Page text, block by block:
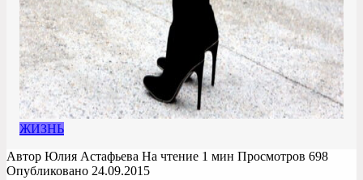
ЖИЗНЬ
Автор Юлия Астафьева На чтение 1 мин Просмотров 698
Опубликовано 24.09.2015